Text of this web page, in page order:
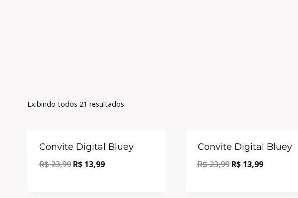
Exibindo todos 21 resultados
Convite Digital Bluey
R$23,99 R$ 13,99
Convite Digital Bluey
R$23,99 R$13,99